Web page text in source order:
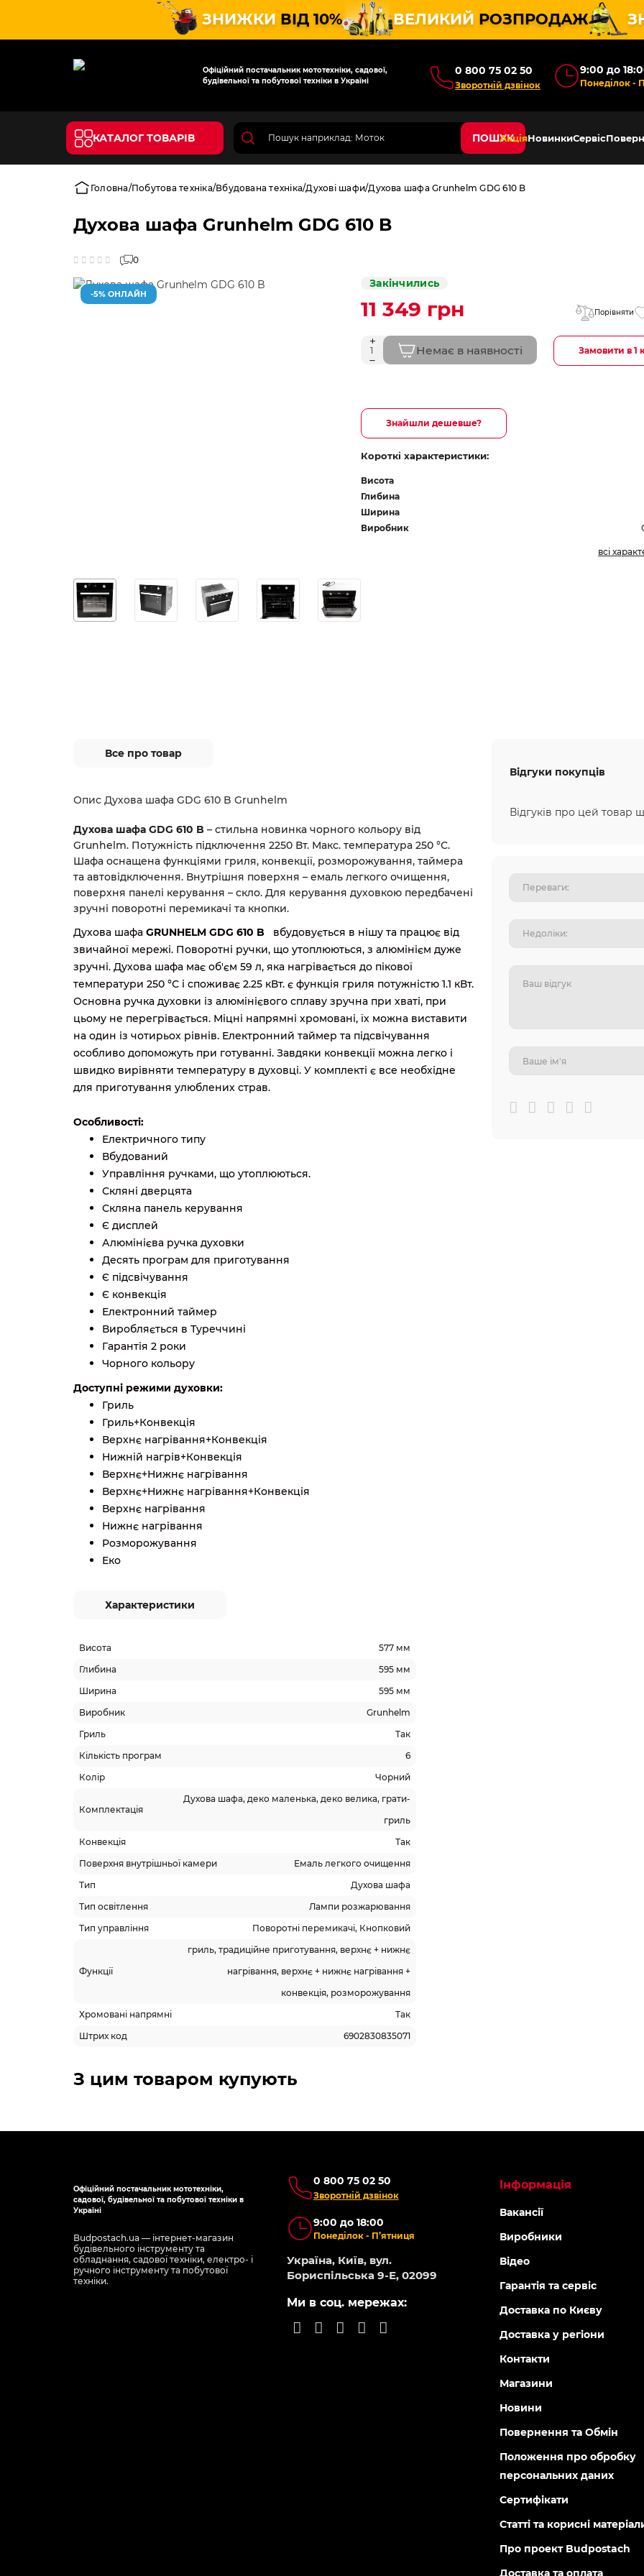
ЗНИЖКИ ВІД 10% ВЕЛИКИЙ РОЗПРОДАЖ
Офіційний постачальник мототехніки, садової,
будівельної та побутової техніки в Україні
0 800 75 02 50
Зворотній дзвінок
9:00 до
Понеділок -
КАТАЛОГ ТОВАРІВ ПОШУКАкціяНовинкиСервіс
Головна Побутова техніка Вбудована техніка Духові шафи Духова шафа Grunhelm GDG 610 B
Духова шафа Grunhelm GDG 610 B
0
-5% ОНЛАЙН
Закінчились
11 349 грн Порівняти
Немає в наявності Замовити в 1
Знайшли дешевше?
Короткі характеристики:
Висота
Глибина
Ширина
Виробник
всі
Все про товар
Опис Духова шафа GDG 610 B Grunhelm
Духова шафа GDG 610 B – стильна новинка чорного кольору від
Grunhelm. Потужність підключення 2250 Вт. Макс. температура 250 °С.
Шафа оснащена функціями гриля, конвекції, розморожування, таймера
та автовідключення. Внутрішня поверхня – емаль легкого очищення,
поверхня панелі керування – скло. Для керування духовкою передбачені
зручні поворотні перемикачі та кнопки.
Духова шафа GRUNHELM GDG 610 B
вбудовується в нішу та працює від
звичайної мережі. Поворотні ручки, що утоплюються, з алюмінієм дуже
зручні. Духова шафа має об'єм 59 л, яка нагрівається до пікової
температури 250 °С і споживає 2.25 кВт. є функція гриля потужністю 1.1 кВт.
Основна ручка духовки із алюмінієвого сплаву зручна при хваті, при
цьому не перегрівається. Міцні напрямні хромовані, їх можна виставити
на один із чотирьох рівнів. Електронний таймер та підсвічування
особливо допоможуть при готуванні. Завдяки конвекції можна легко і
швидко вирівняти температуру в духовці. У комплекті є все необхідне
для приготування улюблених страв.
Особливості:
Електричного типу
Вбудований
Управління ручками, що утоплюються.
Скляні дверцята
Скляна панель керування
Є дисплей
Алюмінієва ручка духовки
Десять програм для приготування
Є підсвічування
Є конвекція
Електронний таймер
Виробляється в Туреччині
Гарантія 2 роки
Чорного кольору
Доступні режими духовки:
Гриль
Гриль+Конвекція
Верхнє нагрівання+Конвекція
Нижній нагрів+Конвекція
Верхнє+Нижнє нагрівання
Верхнє+Нижнє нагрівання+Конвекція
Верхнє нагрівання
Нижнє нагрівання
Розморожування
Еко
Характеристики
Висота
577 мм
Глибина
595 мм
Ширина
595 мм
Виробник
Grunhelm
Гриль
Так
Кількість програм
6
Колір
Чорний
Комплектація
Духова шафа, деко маленька, деко велика, грати-
гриль
Конвекція
Так
Поверхня внутрішньої камери
Емаль легкого очищення
Тип
Духова шафа
Тип освітлення
Лампи розжарювання
Тип управління
Поворотні перемикачі, Кнопковий
Функції
гриль, традиційне приготування, верхнє + нижнє
нагрівання, верхнє + нижнє нагрівання +
конвекція, розморожування
Хромовані напрямні
Так
Штрих код
6902830835071
Відгуки покупців
Відгуків про цей товар
-5% ОНЛАЙН
Духова шафа Grunhelm
0